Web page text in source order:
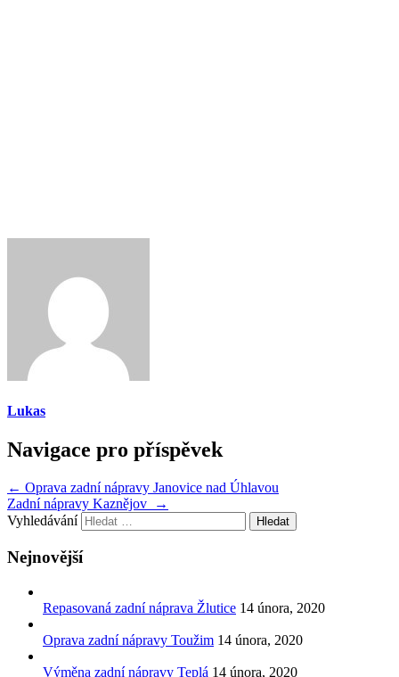
Lukas
Navigace pro příspěvek
← Oprava zadní nápravy Janovice nad Úhlavou
Zadní nápravy Kaznějov
→
Vyhledávání
Nejnovější
Repasovaná zadní náprava Žlutice 14 února, 2020
Oprava zadní nápravy Toužim 14 února, 2020
Výměna zadní nápravy Teplá 14 února, 2020